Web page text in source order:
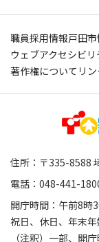
職員採用情報戸田
ウェブアクセシビリ
著作権について リ
住所：〒335-8588
電話：048-441-
開庁時間：午前8時
祝日、休日、年末年
（注釈）一部、開